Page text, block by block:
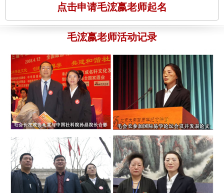
是很反对的，但是毛老师给我起的10个名字，我和我家人看到后
都非常的满意，名字也非常的吉祥好听，大气，还有详细的起名
说明书，等很多风水补救的知识，我真心觉得花的值得，毕竟名
订单号为：138****2237 的 何先生：
楼上的，我和你一样，刚开
始也很怀疑能否起得名字让我们满意，所以我开始选的是598
的，毛老师来起的，第一次感觉不是很满意，在和毛老师电话沟
通后，他帮我重新起了8个名字，还比较满意的。再次感谢毛老
师，和中华易名斋的团队。8月5日
订单号为：135****8301 的 高女士：其实刚开始我是非常担心
的，毕竟是网络上的交易，我选择的是毛老师亲自起名的898元
的套餐，3天后，毛老师给我的取名结果和资料还是非常满意
订单号为：138****5567的 江苏苏州林先生：您的孩子
改名-898元汇款已经收到。8月4日
订单号为：136****5568的 陕西榆林石先生：你的公司
订单号为：136****2557的 辽宁大连徐先生：您的宝宝
起名结果已发出，请查收。8月3日
订单号为：180****6789
的 广西南宁王先生：您的宝宝
起名结果已发出，请查收。8月3日
订单号为：189****5579
的 浙江宁波吕先生：您的宝宝
起名结果已发出，请查收。
8月2日
订单号为：135****4589的 四川涪陵崔小姐：您给孩子
取名-598元汇款已经收到。8月2日
点击申请毛浤嬴老师起名
毛浤嬴老师活动记录